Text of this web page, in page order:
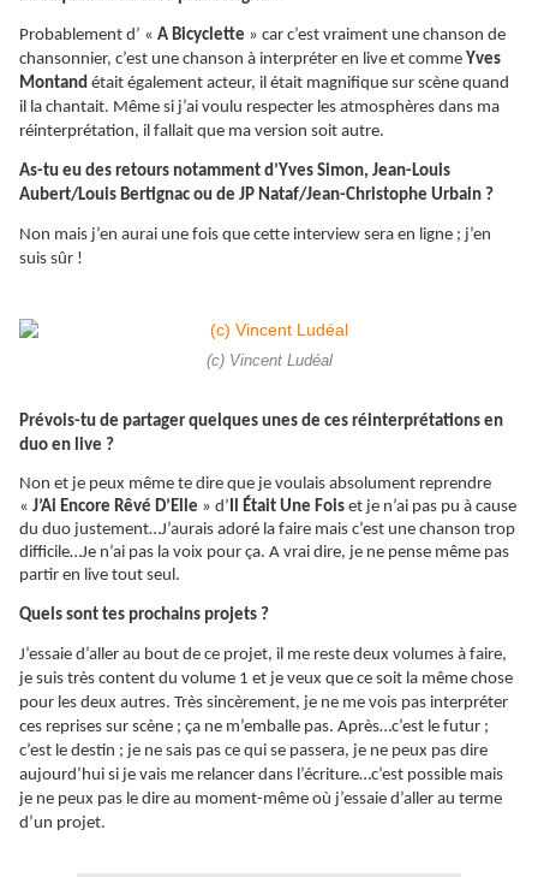
Probablement d’ « A Bicyclette » car c’est vraiment une chanson de
chansonnier, c’est une chanson à interpréter en live et comme Yves
Montand était également acteur, il était magnifique sur scène quand
il la chantait. Même si j’ai voulu respecter les atmosphères dans ma
réinterprétation, il fallait que ma version soit autre.
As-tu eu des retours notamment d’Yves Simon, Jean-Louis
Aubert/Louis Bertignac ou de JP Nataf/Jean-Christophe Urbain ?
Non mais j’en aurai une fois que cette interview sera en ligne ; j’en
suis sûr !
(c) Vincent Ludéal
Prévois-tu de partager quelques unes de ces réinterprétations en
duo en live ?
Non et je peux même te dire que je voulais absolument reprendre
« J’Ai Encore Rêvé D’Elle » d’Il Était Une Fois et je n’ai pas pu à cause
du duo justement…J’aurais adoré la faire mais c’est une chanson trop
difficile…Je n’ai pas la voix pour ça. A vrai dire, je ne pense même pas
partir en live tout seul.
Quels sont tes prochains projets ?
J’essaie d’aller au bout de ce projet, il me reste deux volumes à faire,
je suis très content du volume 1 et je veux que ce soit la même chose
pour les deux autres. Très sincèrement, je ne me vois pas interpréter
ces reprises sur scène ; ça ne m’emballe pas. Après…c’est le futur ;
c’est le destin ; je ne sais pas ce qui se passera, je ne peux pas dire
aujourd’hui si je vais me relancer dans l’écriture…c’est possible mais
je ne peux pas le dire au moment-même où j’essaie d’aller au terme
d’un projet.